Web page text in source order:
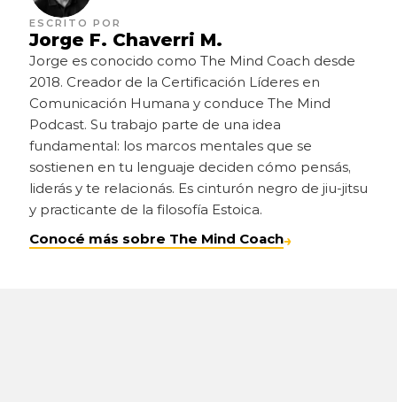
ESCRITO POR
Jorge F. Chaverri M.
Jorge es conocido como The Mind Coach desde
2018. Creador de la Certificación Líderes en
Comunicación Humana y conduce The Mind
Podcast. Su trabajo parte de una idea
fundamental: los marcos mentales que se
sostienen en tu lenguaje deciden cómo pensás,
liderás y te relacionás. Es cinturón negro de jiu-jitsu
y practicante de la filosofía Estoica.
Conocé más sobre The Mind Coach→